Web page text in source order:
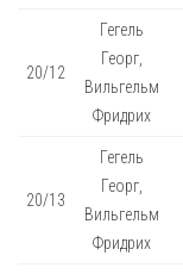
20/12
Гегель
Георг,
Вильгельм
Фридрих
20/13
Гегель
Георг,
Вильгельм
Фридрих